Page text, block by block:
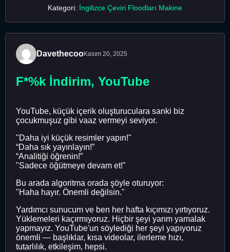
Kategori: İngilizce Çeviri Floodları Makine
DavethecooKasım 20, 2025
F*%k İndirim, YouTube
YouTube, küçük içerik oluşturuculara sanki biz
çocukmuşuz gibi vaaz vermeyi seviyor.
"Daha iyi küçük resimler yapın!"
“Daha sık yayınlayın!”
“Analitiği öğrenin!”
"Sadece öğütmeye devam et!"
Bu arada algoritma orada şöyle oturuyor:
"Haha hayır. Önemli değilsin."
Yardımcı sunucum ve ben her hafta kıçımızı yırtıyoruz.
Yüklemeleri kaçırmıyoruz. Hiçbir şeyi yarım yamalak
yapmayız. YouTube'un söylediği her şeyi yapıyoruz
önemli — başlıklar, kısa videolar, ilerleme hızı,
tutarlılık, etkileşim, hepsi.